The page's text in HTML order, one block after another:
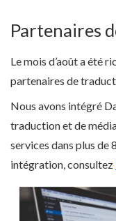
Partenaires
Le mois d’août a été
partenaires de
Nous avons intégré
traduction et de
services dans plus de
intégration, consultez